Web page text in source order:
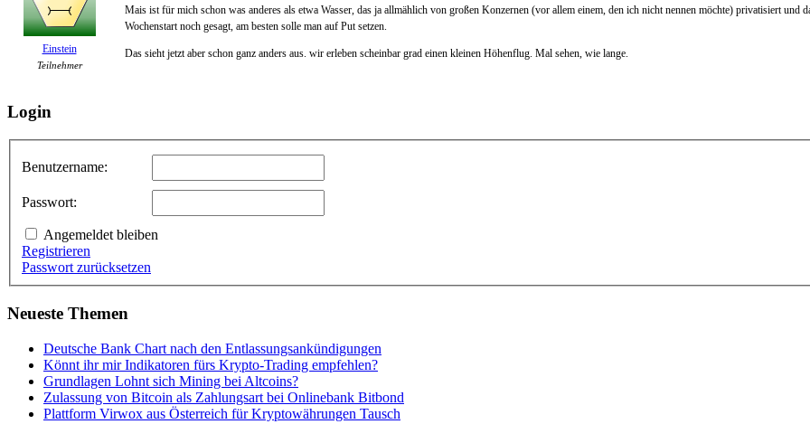
Einstein
Teilnehmer
Mais ist für mich schon was anderes als etwa Wasser, das ja allmählich von großen Konzernen (vor allem einem, den ich nicht nennen möchte) privatisiert
Wochenstart noch gesagt, am besten solle man auf Put setzen.
Das sieht jetzt aber schon ganz anders aus. wir erleben scheinbar grad einen kleinen Höhenflug. Mal sehen, wie lange.
Login
Benutzername:
Passwort:
Angemeldet bleiben
Registrieren
Passwort zurücksetzen
Neueste Themen
Deutsche Bank Chart nach den Entlassungsankündigungen
Könnt ihr mir Indikatoren fürs Krypto-Trading empfehlen?
Grundlagen Lohnt sich Mining bei Altcoins?
Zulassung von Bitcoin als Zahlungsart bei Onlinebank Bitbond
Plattform Virwox aus Österreich für Kryptowährungen Tausch